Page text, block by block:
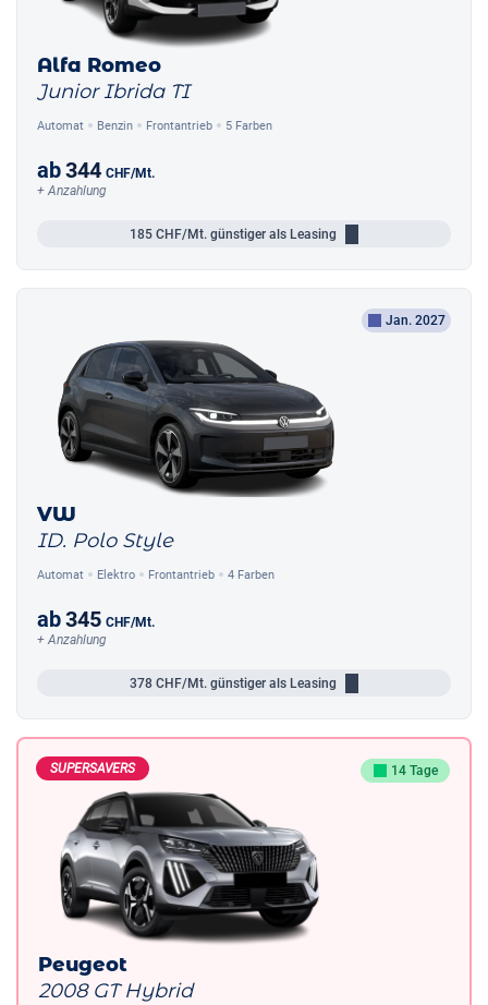
Alfa Romeo
Junior Ibrida TI
Automat Benzin Frontantrieb 5 Farben
ab344 CHF/Mt.
+ Anzahlung
185 CHF/Mt. günstiger als Leasing
Jan. 2027
VW
ID. Polo Style
Automat Elektro Frontantrieb 4 Farben
ab345 CHF/Mt.
+ Anzahlung
378 CHF/Mt. günstiger als Leasing
SUPERSAVERS 14 Tage
Peugeot
2008 GT Hybrid